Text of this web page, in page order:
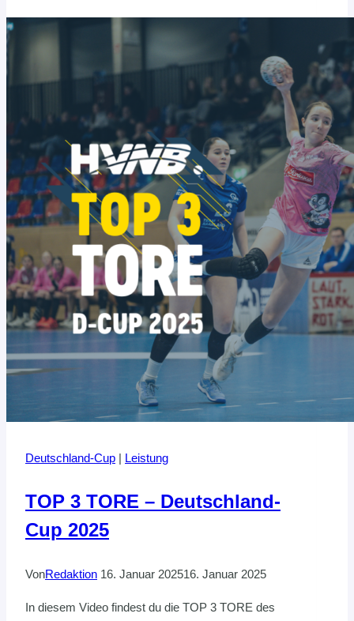
BEI
WM
Deutschland-Cup | Leistung
TOP 3 TORE – Deutschland-
Cup 2025
VonRedaktion 16. Januar 202516. Januar 2025
In diesem Video findest du die TOP 3 TORE des